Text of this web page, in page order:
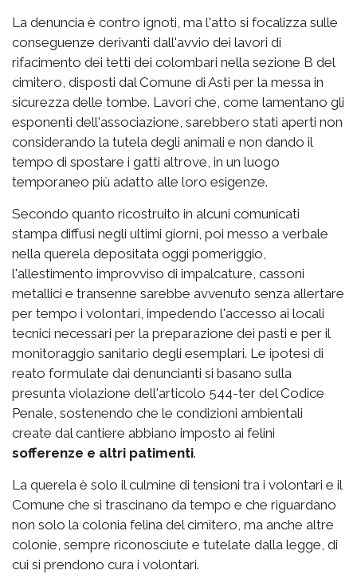
La denuncia è contro ignoti, ma l'atto si focalizza sulle
conseguenze derivanti dall'avvio dei lavori di
rifacimento dei tetti dei colombari nella sezione B del
cimitero, disposti dal Comune di Asti per la messa in
sicurezza delle tombe. Lavori che, come lamentano gli
esponenti dell'associazione, sarebbero stati aperti non
considerando la tutela degli animali e non dando il
tempo di spostare i gatti altrove, in un luogo
temporaneo più adatto alle loro esigenze.
Secondo quanto ricostruito in alcuni comunicati
stampa diffusi negli ultimi giorni, poi messo a verbale
nella querela depositata oggi pomeriggio,
l'allestimento improvviso di impalcature, cassoni
metallici e transenne sarebbe avvenuto senza allertare
per tempo i volontari, impedendo l'accesso ai locali
tecnici necessari per la preparazione dei pasti e per il
monitoraggio sanitario degli esemplari. Le ipotesi di
reato formulate dai denuncianti si basano sulla
presunta violazione dell'articolo 544-ter del Codice
Penale, sostenendo che le condizioni ambientali
create dal cantiere abbiano imposto ai felini
sofferenze e altri patimenti.
La querela è solo il culmine di tensioni tra i volontari e il
Comune che si trascinano da tempo e che riguardano
non solo la colonia felina del cimitero, ma anche altre
colonie, sempre riconosciute e tutelate dalla legge, di
cui si prendono cura i volontari.